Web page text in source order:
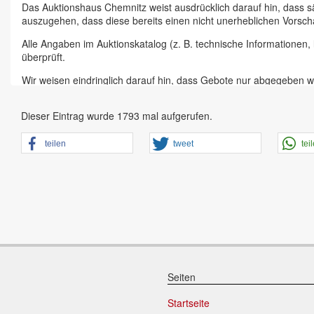
Das Auktionshaus Chemnitz weist ausdrücklich darauf hin, dass
auszugehen, dass diese bereits einen nicht unerheblichen
Alle Angaben im Auktionskatalog (z. B. technische
überprüft.
Wir weisen eindringlich darauf hin, dass Gebote nur abgegeben
Online Bieter, Bieter bei Vor-Ort-Versteigerungen direkt beim
Sämtliche Neueingänge werden sofort online gestellt. Sobald
vorheriger Anmeldung zu besichtigen.
Abgegebene Gebote in Form von Online-Vorgeboten gelten als
Schriftliche Gebote werden ab sofort nicht mehr angenommen,
Dieser Eintrag wurde 1793 mal aufgerufen.
teilen tweet
Seiten
Startseite